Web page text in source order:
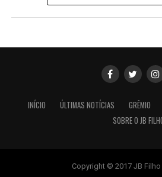
INÍCIO ÚLTIMAS NOTÍCIAS GRÊMIO
SOBRE O JB
Copyright © 2017 JB Filho